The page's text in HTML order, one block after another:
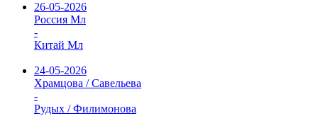
26-05-2026
Россия Мл
-
Китай Мл
24-05-2026
Храмцова / Савельева
-
Рудых / Филимонова